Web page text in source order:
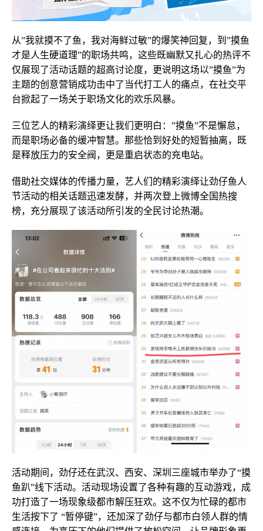
从”我就摸不了鱼，我对海鲜过敏”的爆笑神回复，到”摸鱼
才是人生硬道理”的职场共鸣，这些既幽默又扎心的热评不
仅展现了活动话题的超高讨论度，更说明这场以”摸鱼”为
主题的创意营销成功击中了当代打工人的痛点，在社交平
台掀起了一场关于职场文化的欢乐风暴。
三位艺人的精彩演绎更让我们更明白：”摸鱼”不是懈怠，
而是职场必备的缓冲智慧。那些恰到好处的短暂抽离，既
是释放压力的安全阀，更是重启状态的充电站。
借助社交媒体的传播力量，艺人们的精彩演绎让劲仔鱼人
节活动的相关话题迅速发酵，并两次登上微博全国热搜
榜，充分展现了该活动所引发的全民讨论热潮。
活动期间，劲仔还在武汉、西安、深圳三座城市举办了“摸
鱼趴”线下活动。活动现场设置了各种有趣的互动游戏，成
功打造了一场现象级都市解压狂欢。这不仅为忙碌的都市
生活按下了 “暂停键”，还加深了劲仔与都市白领人群的情